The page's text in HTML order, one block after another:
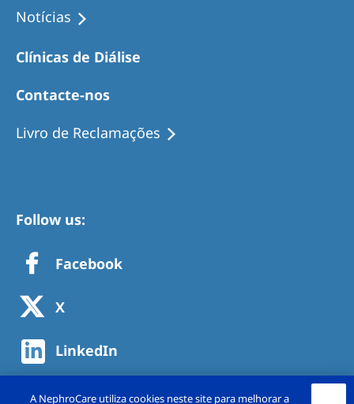
Notícias
Clínicas de Diálise
Contacte-nos
Livro de Reclamações
Follow us:
Facebook
X
LinkedIn
A NephroCare utiliza cookies neste site para melhorar a